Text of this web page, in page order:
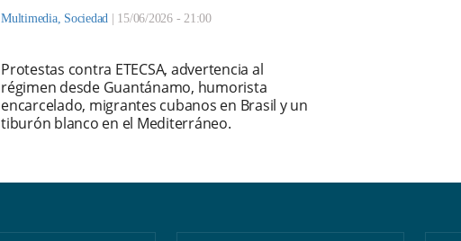
Multimedia, Sociedad 15/06/2026 - 21:00
Protestas contra ETECSA, advertencia al
régimen desde Guantánamo, humorista
encarcelado, migrantes cubanos en Brasil y un
tiburón blanco en el Mediterráneo.